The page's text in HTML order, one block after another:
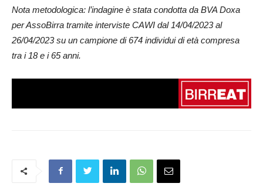
Nota metodologica: l’indagine è stata condotta da BVA Doxa
per AssoBirra tramite interviste CAWI dal 14/04/2023 al
26/04/2023 su un campione di 674 individui di età compresa
tra i 18 e i 65 anni.